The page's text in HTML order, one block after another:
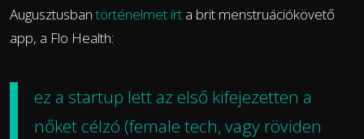
Augusztusbantörténelmet írt a brit menstruációkövető
app, a Flo Health:
ez a startup lett az első kifejezetten a
nőket célzó (female tech, vagy röviden